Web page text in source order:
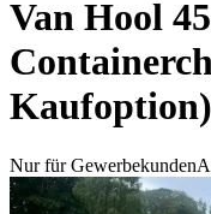
Van Hool
Kaufoption)
Nur für Gewerbekunden